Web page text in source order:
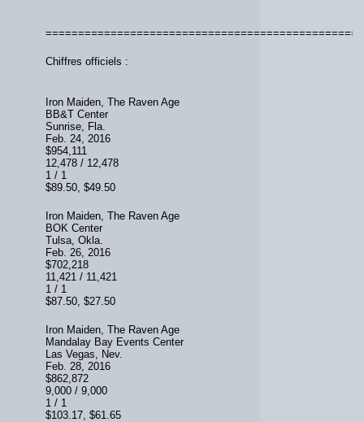
Chiffres officiels :
Iron Maiden, The Raven Age
BB&T Center
Sunrise, Fla.
Feb. 24, 2016
$954,111
12,478 / 12,478
1 / 1
$89.50, $49.50
Iron Maiden, The Raven Age
BOK Center
Tulsa, Okla.
Feb. 26, 2016
$702,218
11,421 / 11,421
1 / 1
$87.50, $27.50
Iron Maiden, The Raven Age
Mandalay Bay Events Center
Las Vegas, Nev.
Feb. 28, 2016
$862,872
9,000 / 9,000
1 / 1
$103.17, $61.65